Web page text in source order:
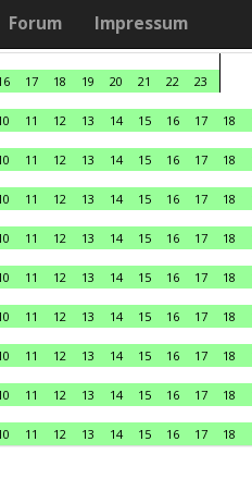
Forum Impressum
17 18 19 20 21 22
23
11 12 13 14 15 16 17 18
11 12 13 14 15 16 17 18
11 12 13 14 15 16 17 18
11 12 13 14 15 16 17 18
11 12 13 14 15 16 17 18
11 12 13 14 15 16 17 18
11 12 13 14 15 16 17 18
11 12 13 14 15 16 17 18
11 12 13 14 15 16 17 18